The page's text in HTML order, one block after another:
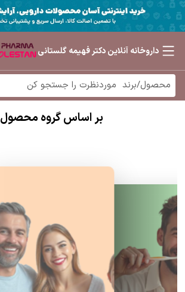
داروخانه آنلاین دکتر فهیمه گلستانی
بر اساس گروه محصول